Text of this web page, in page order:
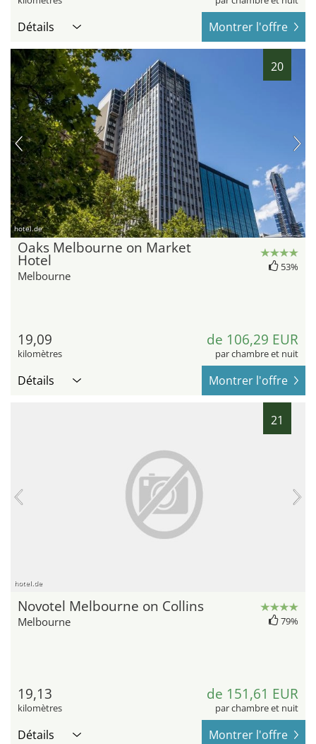
Détails Montrer l'offre
20
hotel.de
Oaks Melbourne on Market
Hotel
Melbourne
53%
19,09
kilomètres
de 106,29 EUR
par chambre et nuit
Détails Montrer l'offre
21
hotel.de
Novotel Melbourne on Collins
Melbourne 79%
19,13
kilomètres
de 151,61 EUR
par chambre et nuit
Détails Montrer l'offre